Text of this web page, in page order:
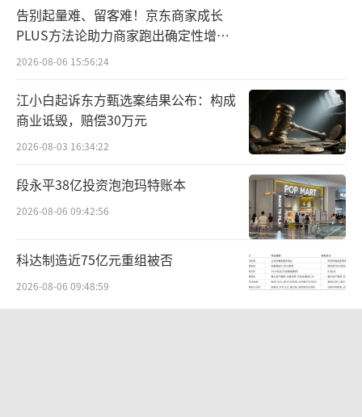
其实，国内阿奇霉素干混悬剂的仿制药很
多，目前干混悬剂批文超50个，涉及药企29
占据主要市场份额。据米内网数据显示，2022
年中国公立医疗机构终端阿奇霉素干混悬剂销
售额超过6亿元，其中辉瑞的产品占据了93.1
9%的市场份额。
在去年的支原体感染潮中，一些医生和家
长认为国产药疗效不佳，一度引发辉瑞原研的
阿奇霉素干混悬剂一药难求。
第九批国家集采后，阿奇霉素干混悬剂的
告别起量难、留客难！京东商家成长
PLUS方法论助力商家跑出确定性增长
路径
2026-08-06 15:56:24
江小白起诉东方甄选案结果公布：构成
商业诋毁，赔偿30万元
2026-08-03 16:34:22
段永平38亿投资泡泡玛特账本
2026-08-06 09:42:56
科达制造近75亿元重组被否
2026-08-06 09:48:59